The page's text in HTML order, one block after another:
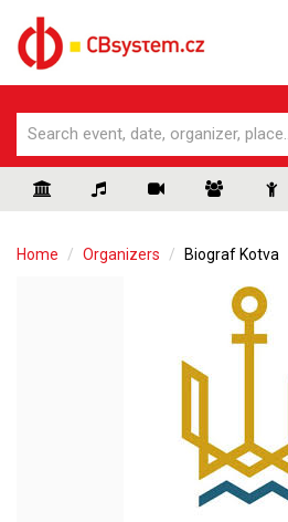
Home Organizers Biograf Kotva